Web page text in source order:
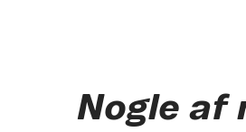
Nogle af